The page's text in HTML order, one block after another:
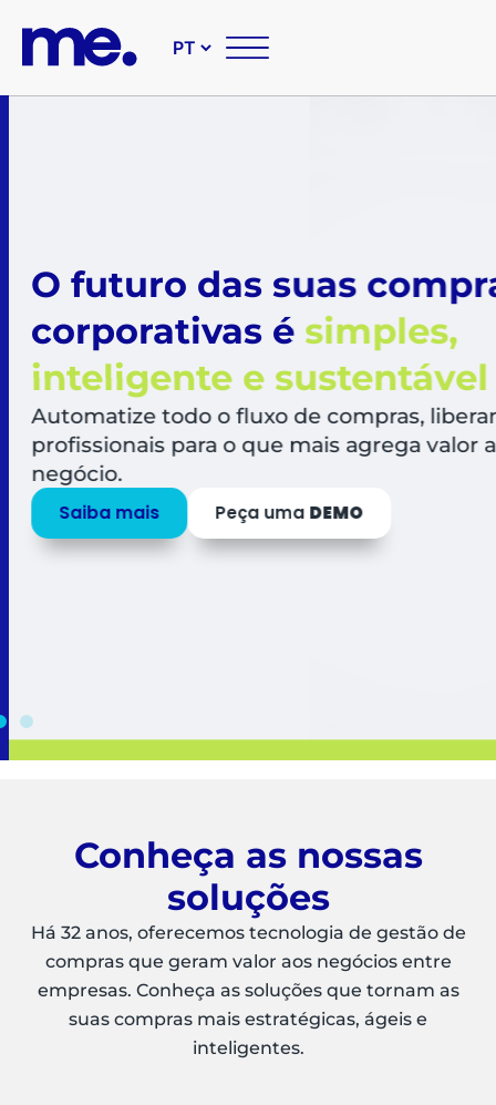
O futuro das suas
corporativas ésimples,
inteligente e sustentável
Automatize todo o fluxo de compras,
profissionais para o que mais agrega valor
negócio.
Saiba mais Peça umaDEMO
Conheça as nossas
soluções
Há 32 anos, oferecemos tecnologia de gestão de
compras que geram valor aos negócios entre
empresas. Conheça as soluções que tornam as
suas compras mais estratégicas, ágeis e
inteligentes.